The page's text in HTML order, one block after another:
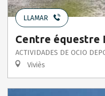
LLAMAR
Centre équestre
ACTIVIDADES DE OCIO
Viviès